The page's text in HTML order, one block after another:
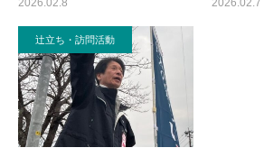
辻立ち・訪問活動